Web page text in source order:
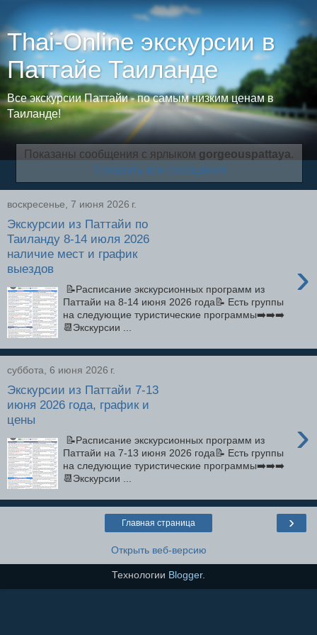
Thai-Online экскурсии в
Паттайе Таиланде
Все экскурсии Паттайи - по самым низким ценам в
Таиланде!
Показаны сообщения с ярлыком gorgeouspattaya.
Показать все сообщения
воскресенье, 7 июня 2026 г.
Экскурсии из Паттайи по
Таиланду 8-14 июля 2026
наличие мест и график
выездов
›
📝Расписание экскурсионных программ из
Паттайи на 8-14 июня 2026 года📝 Есть группы
на следующие туристические программы➡️➡️➡️
📆Экскурсии ...
суббота, 6 июня 2026 г.
Экскурсии из Паттайи 7-13
июня 2026 года, график и
цены
›
📝Расписание экскурсионных программ из
Паттайи на 7-13 июня 2026 года📝 Есть группы
на следующие туристические программы➡️➡️➡️
📆Экскурсии ...
›
Главная страница
Открыть веб-версию
Технологии Blogger.